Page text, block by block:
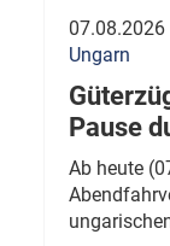
07.08.2026
Ungarn
Pause
Ab heute